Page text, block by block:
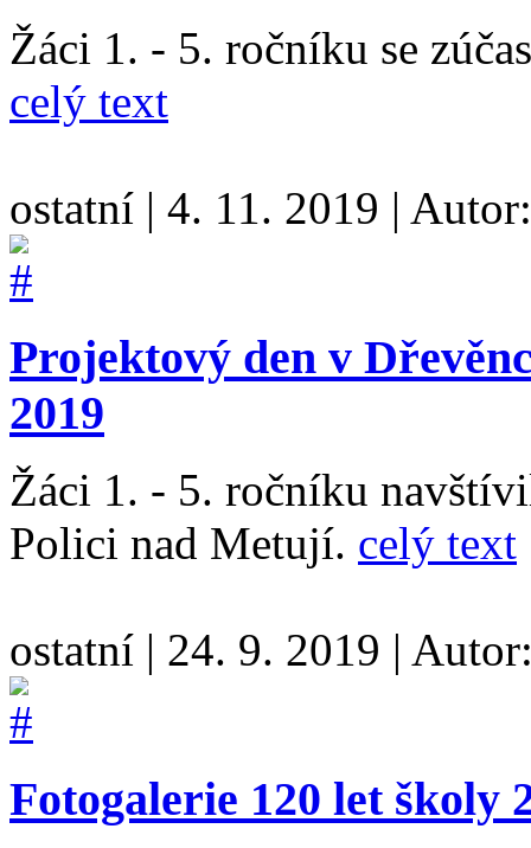
Žáci 1. - 5. ročníku se
celý text
ostatní | 4. 11. 2019 |
Projektový den v
2019
Žáci 1. - 5. ročníku
Polici nad Metují. celý text
ostatní | 24. 9. 2019 |
Fotogalerie 120 let školy